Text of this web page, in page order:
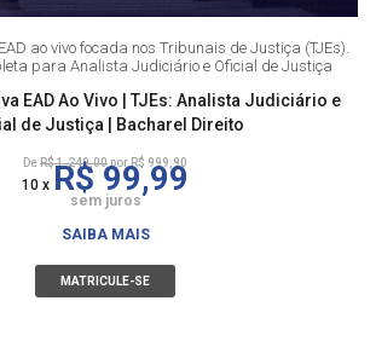
ao vivo focada nos Tribunais de Justiça (TJEs).
para Analista Judiciário e Oficial de Justiça
EAD Ao Vivo | TJEs: Analista Judiciário e
de Justiça | Bacharel Direito
DeR$ 1.249,00por R$ 999,90
10 x R$ 99,99
sem juros
SAIBA MAIS
MATRICULE-SE